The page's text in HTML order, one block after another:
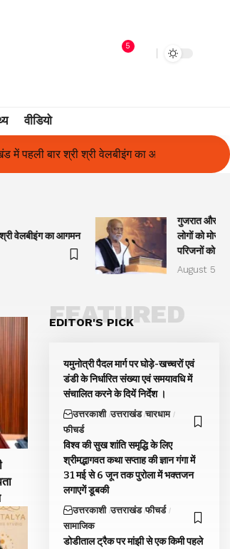
5
वीडियो
गुजरात और केरल में अतिवृष्टि के कारण दिवंगत हुए
वेलबीइंग का आगमन
गुजरात और
लोगों को
परिजनों को
August 5,
EDITOR'S PICK
FEATURED
यमुनोत्री पैदल मार्ग पर घोड़े-खच्चरों एवं
डंडी के निर्धारित संख्या एवं समयावधि में
संचालित करने के दियें निर्देश ।
उत्तरकाशी उत्तराखंड चारधाम
फीचर्ड
विश्व की सुख शांति समृद्धि के लिए
श्रीमद्भागवत कथा सप्ताह की ज्ञान गंगा में
31 मई से 6 जून तक पुरोला में भक्तजन
लगाएगें डूबकी
उत्तरकाशी उत्तराखंड फीचर्ड
सामाजिक
डोडीताल ट्रैक पर मांझी से एक किमी पहले